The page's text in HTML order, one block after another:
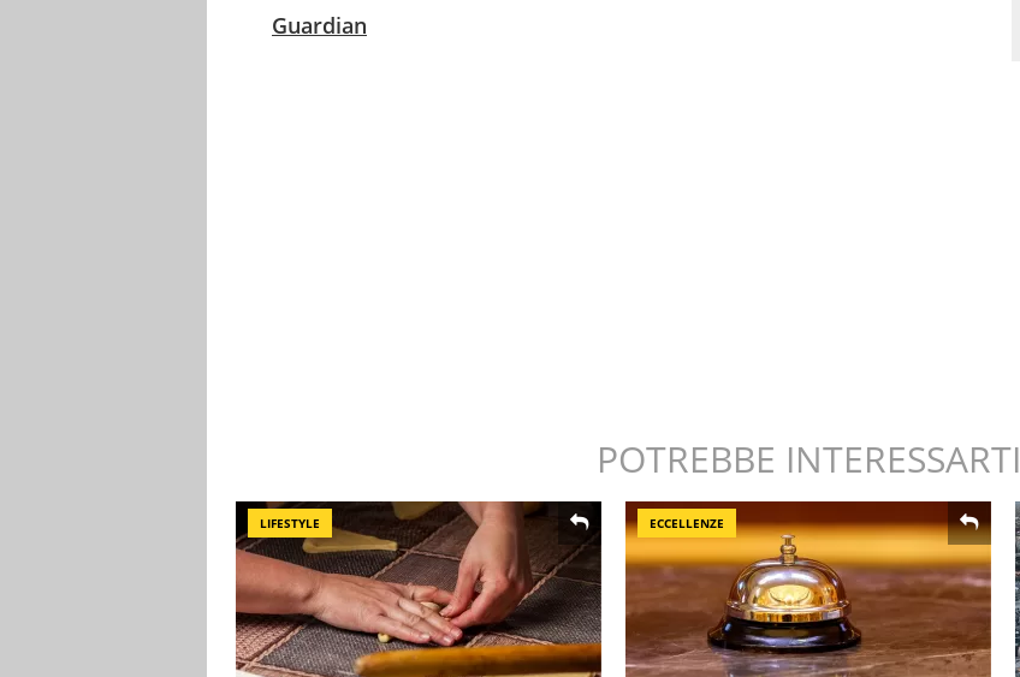
Guardian
POTREBBE INTERESSARTI
LIFESTYLE ECCELLENZE